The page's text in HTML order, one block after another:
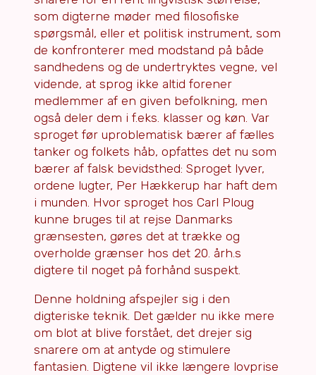
som digterne møder med filosofiske
spørgsmål, eller et politisk instrument, som
de konfronterer med modstand på både
sandhedens og de undertryktes vegne, vel
vidende, at sprog ikke altid forener
medlemmer af en given befolkning, men
også deler dem i f.eks. klasser og køn. Var
sproget før uproblematisk bærer af fælles
tanker og folkets håb, opfattes det nu som
bærer af falsk bevidsthed: Sproget lyver,
ordene lugter, Per Hækkerup har haft dem
i munden. Hvor sproget hos Carl Ploug
kunne bruges til at rejse Danmarks
grænsesten, gøres det at trække og
overholde grænser hos det 20. årh.s
digtere til noget på forhånd suspekt.
Denne holdning afspejler sig i den
digteriske teknik. Det gælder nu ikke mere
om blot at blive forstået, det drejer sig
snarere om at antyde og stimulere
fantasien. Digtene vil ikke længere lovprise